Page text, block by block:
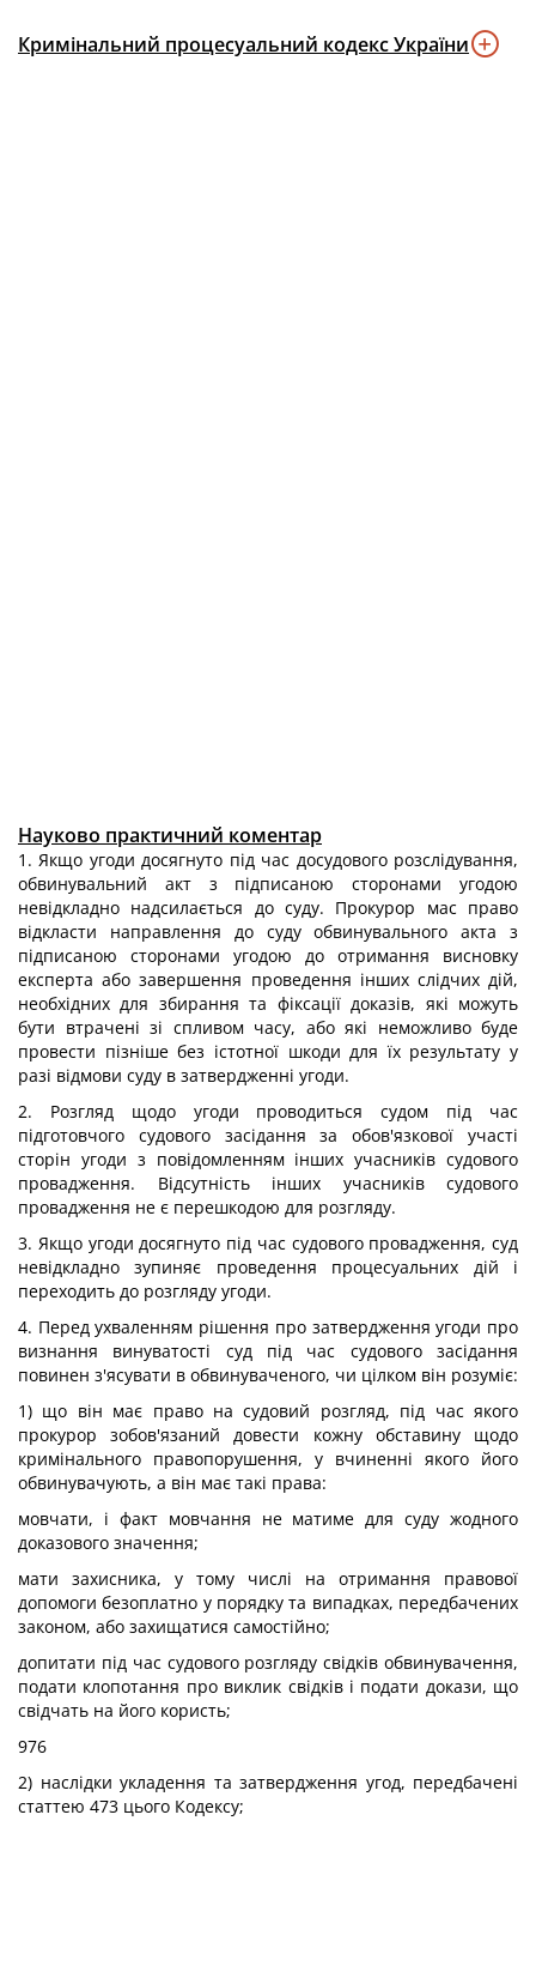
Кримінальний процесуальний кодекс України
Науково практичний коментар
1. Якщо угоди досягнуто під час досудового розслідування,
обвинувальний акт з підписаною сторонами угодою
невідкладно надсилається до суду. Прокурор мас право
відкласти направлення до суду обвинувального акта з
підписаною сторонами угодою до отримання висновку
експерта або завершення проведення інших слідчих дій,
необхідних для збирання та фіксації доказів, які можуть
бути втрачені зі спливом часу, або які неможливо буде
провести пізніше без істотної шкоди для їх результату у
разі відмови суду в затвердженні угоди.
2. Розгляд щодо угоди проводиться судом під час
підготовчого судового засідання за обов'язкової участі
сторін угоди з повідомленням інших учасників судового
провадження. Відсутність інших учасників судового
провадження не є перешкодою для розгляду.
3. Якщо угоди досягнуто під час судового провадження, суд
невідкладно зупиняє проведення процесуальних дій і
переходить до розгляду угоди.
4. Перед ухваленням рішення про затвердження угоди про
визнання винуватості суд під час судового засідання
повинен з'ясувати в обвинуваченого, чи цілком він розуміє:
1) що він має право на судовий розгляд, під час якого
прокурор зобов'язаний довести кожну обставину щодо
кримінального правопорушення, у вчиненні якого його
обвинувачують, а він має такі права:
мовчати, і факт мовчання не матиме для суду жодного
доказового значення;
мати захисника, у тому числі на отримання правової
допомоги безоплатно у порядку та випадках, передбачених
законом, або захищатися самостійно;
допитати під час судового розгляду свідків обвинувачення,
подати клопотання про виклик свідків і подати докази, що
свідчать на його користь;
976
2) наслідки укладення та затвердження угод, передбачені
статтею 473 цього Кодексу;